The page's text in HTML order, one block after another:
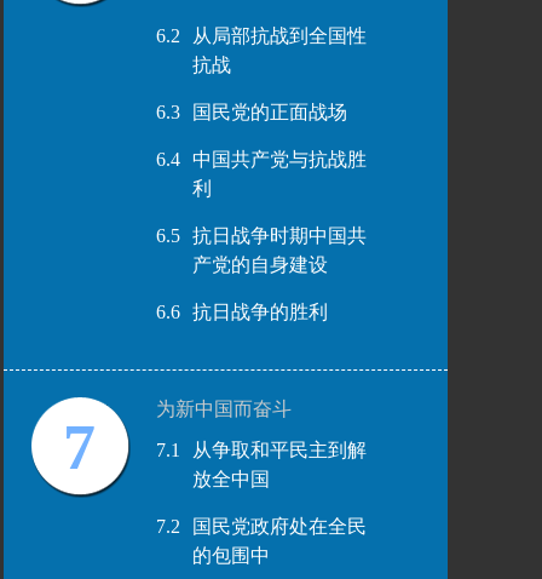
6.2
从局部抗战到全国性
抗战
6.3 国民党的正面战场
6.4
中国共产党与抗战胜
利
6.5
抗日战争时期中国共
产党的自身建设
6.6 抗日战争的胜利
7
为新中国而奋斗
7.1
从争取和平民主到解
放全中国
7.2
国民党政府处在全民
的包围中